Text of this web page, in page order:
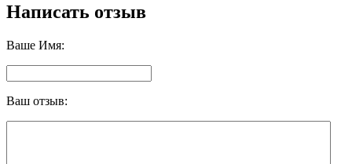
Написать отзыв
Ваше Имя:
Ваш отзыв: